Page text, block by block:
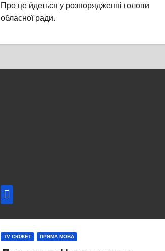
Про це йдеться у розпорядженні голови
обласної ради.
TV СЮЖЕТ ПРЯМА МОВА